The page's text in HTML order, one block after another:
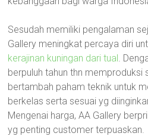
Sesudah memiliki pengalaman
Gallery meningkat percaya diri
kerajinan kuningan dari tual.
berpuluh tahun thn memproduksi
bertambah paham teknik untuk
berkelas serta sesuai yg
Mengenai harga, AA Gallery
yg penting customer terpuaskan.